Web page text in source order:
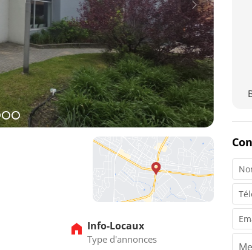
4 5
Info-Locaux
Type d'annonces